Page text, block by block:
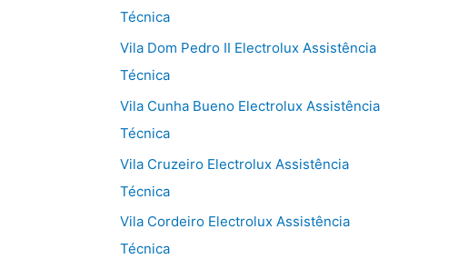
Técnica
Vila Dom Pedro II Electrolux Assistência
Técnica
Vila Cunha Bueno Electrolux Assistência
Técnica
Vila Cruzeiro Electrolux Assistência
Técnica
Vila Cordeiro Electrolux Assistência
Técnica